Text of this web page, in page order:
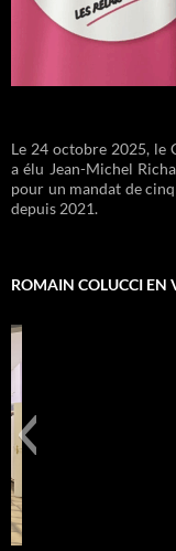
Le 24 octobre 2025, le
a élu Jean-Michel
pour un mandat de
depuis 2021.
ROMAIN COLUCCI EN